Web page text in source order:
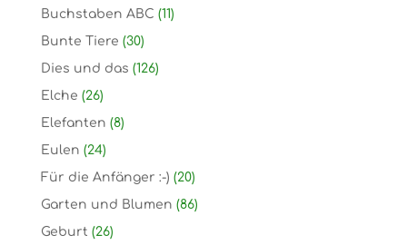
Buchstaben ABC (11)
Bunte Tiere (30)
Dies und das (126)
Elche (26)
Elefanten (8)
Eulen (24)
Für die Anfänger :-) (20)
Garten und Blumen (86)
Geburt (26)